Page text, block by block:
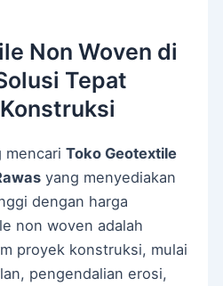
Non Woven di
Tepat
mencariToko Geotextile
yang menyediakan
dengan harga
non woven adalah
proyek konstruksi, mulai
pengendalian erosi,